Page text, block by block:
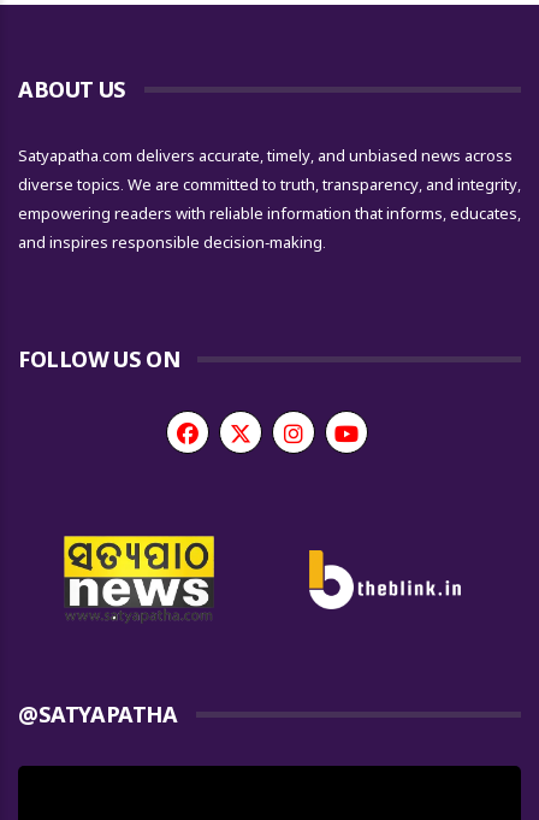
ABOUT US
Satyapatha.com delivers accurate, timely, and unbiased news across
diverse topics. We are committed to truth, transparency, and integrity,
empowering readers with reliable information that informs, educates,
and inspires responsible decision-making.
FOLLOW US ON
@SATYAPATHA